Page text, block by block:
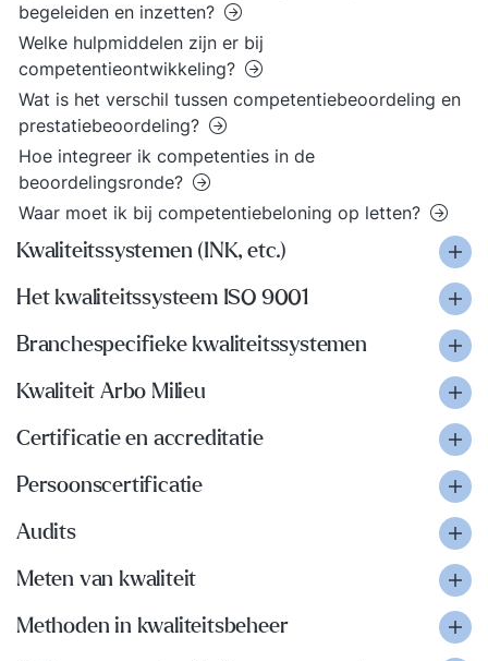
begeleiden en inzetten?
Welke hulpmiddelen zijn er bij
competentieontwikkeling?
Wat is het verschil tussen competentiebeoordeling en
prestatiebeoordeling?
Hoe integreer ik competenties in de
beoordelingsronde?
Waar moet ik bij competentiebeloning op letten?
Kwaliteitssystemen (INK, etc.)
Het kwaliteitssysteem ISO 9001
Branchespecifieke kwaliteitssystemen
Kwaliteit Arbo Milieu
Certificatie en accreditatie
Persoonscertificatie
Audits
Meten van kwaliteit
Methoden in kwaliteitsbeheer